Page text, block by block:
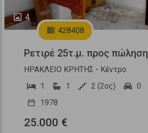
4
428408
Ρετιρέ 25τ.μ. προς πώληση
ΗΡΑΚΛΕΙΟ ΚΡΗΤΗΣ - Κέντρο
1
1 2 (2ος) 0
1978
25.000 €